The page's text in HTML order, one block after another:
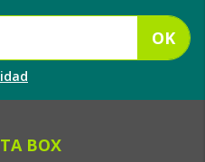
OK
BOX